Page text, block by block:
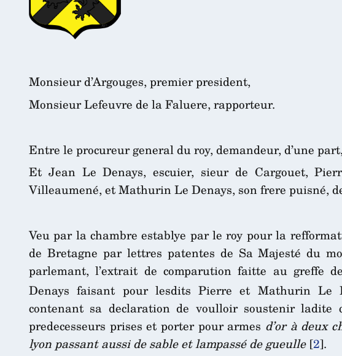
Monsieur d’Argouges, premier president,
Monsieur Lefeuvre de la Faluere, rapporteur.
Entre le procureur general du roy, demandeur, d’une part,
Et Jean Le Denays, escuier, sieur de Cargouet,
Villeaumené, et Mathurin Le Denays, son frere puisné,
Veu par la chambre establye par le roy pour la
de Bretagne par lettres patentes de Sa Majesté du
parlemant, l’extrait de comparution faitte au greffe
Denays faisant pour lesdits Pierre et Mathurin Le
contenant sa declaration de voulloir soustenir ladite
predecesseurs prises et porter pour armes d’or à deux
lyon passant aussi de sable et lampassé de gueulle[2].